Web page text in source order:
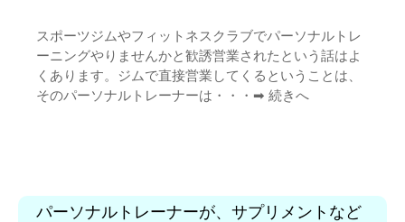
スポーツジムやフィットネスクラブでパーソナルトレ
ーニングやりませんかと歓誘営業されたという話はよ
くあります。ジムで直接営業してくるということは、
そのパーソナルトレーナーは・・・➡︎ 続きへ
パーソナルトレーナーが、サプリメントなど